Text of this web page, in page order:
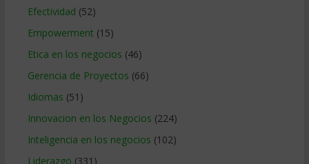
Efectividad (52)
Empowerment (15)
Etica en los negocios (46)
Gerencia de Proyectos (66)
Idiomas (51)
Innovacion en los Negocios (224)
Inteligencia en los negocios (102)
Liderazgo (331)